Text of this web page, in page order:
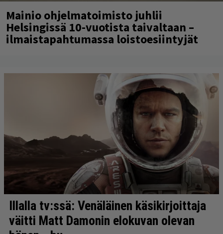
Mainio ohjelmatoimisto juhlii
Helsingissä 10-vuotista taivaltaan –
ilmaistapahtumassa loistoesiintyjät